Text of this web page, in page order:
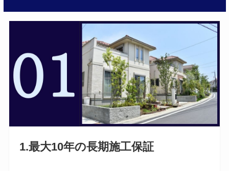
1.最大10年の長期施工保証